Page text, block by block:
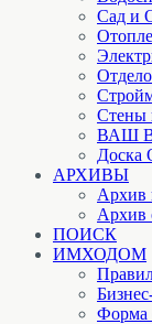
Сад и
Стены
ВАШ
АРХИВЫ
Архив
Архив
ПОИСК
ИМХОДОМ
Форма